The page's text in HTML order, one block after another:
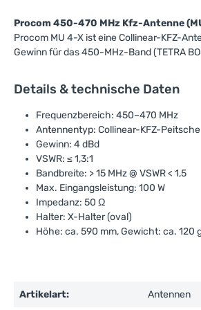
Procom 450-470 MHz Kfz-Antenne
Procom MU 4-X ist eine Collinear-KFZ-
Gewinn für das 450-MHz-Band (TETRA
Details & technische Daten
Frequenzbereich: 450–470 MHz
Antennentyp: Collinear-KFZ-
Gewinn: 4 dBd
VSWR: ≤ 1,3:1
Bandbreite: > 15 MHz @ VSWR < 1,5
Max. Eingangsleistung: 100 W
Impedanz: 50 Ω
Halter: X-Halter (oval)
Höhe: ca. 590 mm, Gewicht: ca. 120
Artikelart: Antennen